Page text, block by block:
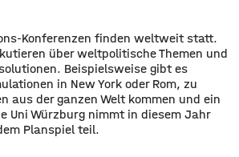
Konferenzen finden weltweit statt.
über weltpolitische Themen und
Beispielsweise gibt es
in New York oder Rom, zu
aus der ganzen Welt kommen und ein
Uni Würzburg nimmt in diesem Jahr
Planspiel teil.